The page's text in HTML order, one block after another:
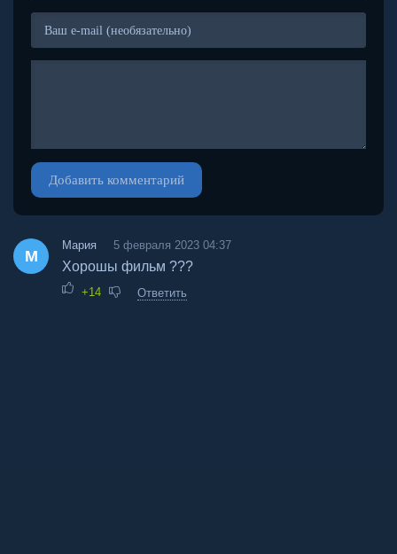
Добавить комментарий
М
Мария 5 февраля 2023 04:37
Хорошы фильм ???
+14 Ответить